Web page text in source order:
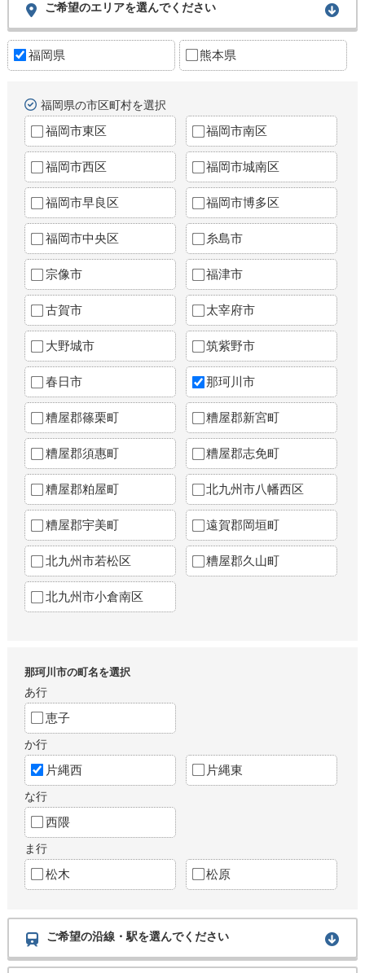
ご希望のエリアを選んでください
福岡県 熊本県
福岡県の市区町村を選択
福岡市東区 福岡市南区
福岡市西区 福岡市城南区
福岡市早良区 福岡市博多区
福岡市中央区 糸島市
宗像市 福津市
古賀市 太宰府市
大野城市 筑紫野市
春日市 那珂川市
糟屋郡篠栗町 糟屋郡新宮町
糟屋郡須惠町 糟屋郡志免町
糟屋郡粕屋町 北九州市八幡西区
糟屋郡宇美町 遠賀郡岡垣町
北九州市若松区 糟屋郡久山町
北九州市小倉南区
那珂川市の町名を選択
あ行
恵子
か行
片縄西 片縄東
な行
西隈
ま行
松木 松原
ご希望の沿線・駅を選んでください